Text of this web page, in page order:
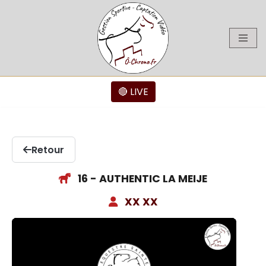
🔴 LIVE
Retour
16 - AUTHENTIC LA MEIJE
XX XX